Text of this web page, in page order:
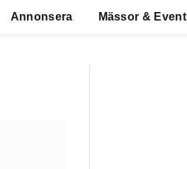
Annonsera Mässor & Event